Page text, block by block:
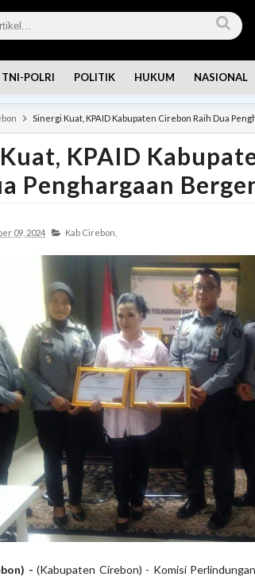
TNI-POLRI POLITIK HUKUM NASIONAL
Sinergi Kuat, KPAID Kabupaten Cirebon Raih Dua
KPAID
Penghargaan
09, 2024 Kab Cirebon,
- (Kabupaten Cirebon) - Komisi